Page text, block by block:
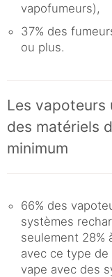
vapofumeurs),
37% des
ou plus.
Les vapoteurs
des matériels
minimum
66% des
systèmes
seulement 28%
avec ce type de
vape avec des